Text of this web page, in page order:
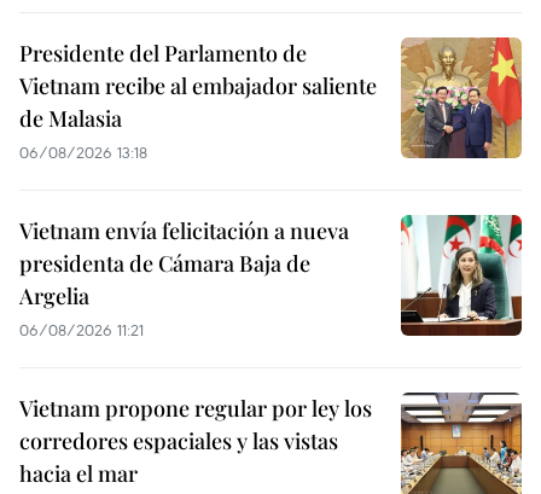
Presidente del Parlamento de
Vietnam recibe al embajador saliente
de Malasia
06/08/2026 13:18
Vietnam envía felicitación a nueva
presidenta de Cámara Baja de
Argelia
06/08/2026 11:21
Vietnam propone regular por ley los
corredores espaciales y las vistas
hacia el mar